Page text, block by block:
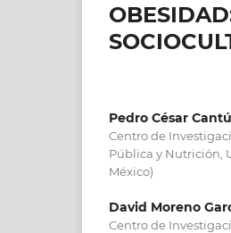
Pedro César
Centro de
Pública y Nutrición,
México)
David Moreno
Centro de